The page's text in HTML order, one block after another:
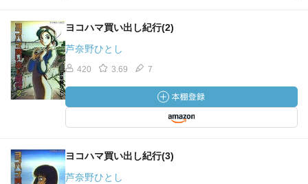
ヨコハマ買い出し紀行(2)
芦奈野ひとし
420 3.69 7
ヨコハマ買い出し紀行(3)
芦奈野ひとし